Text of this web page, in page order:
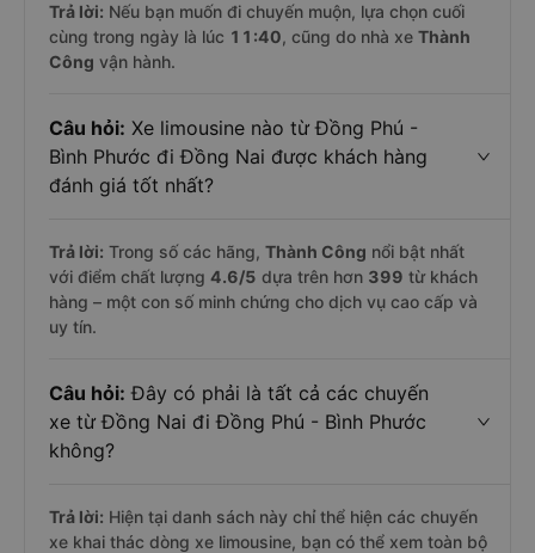
Trả lời: Nếu bạn muốn đi chuyến muộn, lựa chọn cuối
cùng trong ngày là lúc 11:40, cũng do nhà xe Thành
Công vận hành.
Câu hỏi: Xe limousine nào từ Đồng Phú -
Bình Phước đi Đồng Nai được khách hàng
đánh giá tốt nhất?
Trả lời: Trong số các hãng, Thành Công nổi bật nhất
với điểm chất lượng 4.6/5 dựa trên hơn 399 từ khách
hàng – một con số minh chứng cho dịch vụ cao cấp và
uy tín.
Câu hỏi: Đây có phải là tất cả các chuyến
xe từ Đồng Nai đi Đồng Phú - Bình Phước
không?
Trả lời: Hiện tại danh sách này chỉ thể hiện các chuyến
xe khai thác dòng xe limousine, bạn có thể xem toàn bộ